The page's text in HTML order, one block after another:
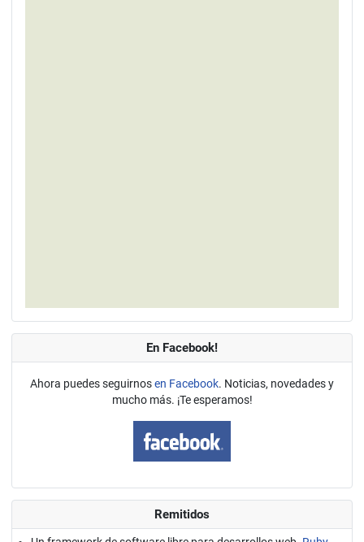
En Facebook!
Ahora puedes seguirnosen Facebook. Noticias, novedades y
mucho más. ¡Te esperamos!
Remitidos